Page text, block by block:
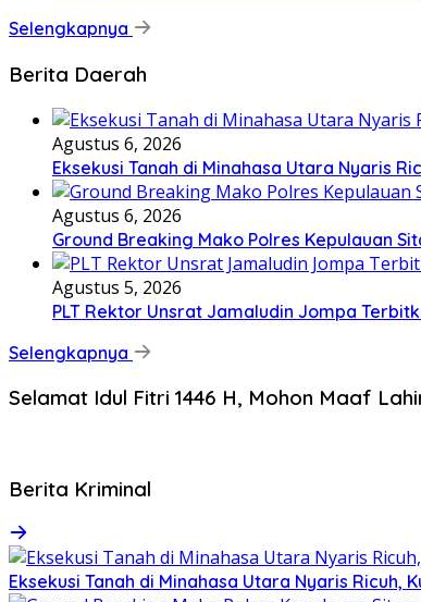
Selengkapnya
Berita Daerah
Agustus 6, 2026
Eksekusi Tanah di Minahasa Utara Nyaris
Agustus 6, 2026
Ground Breaking Mako Polres Kepulauan
Agustus 5, 2026
​PLT Rektor Unsrat Jamaludin Jompa
Selengkapnya
Selamat Idul Fitri 1446 H, Mohon Maaf
Berita Kriminal
Eksekusi Tanah di Minahasa Utara Nyaris Ricuh,